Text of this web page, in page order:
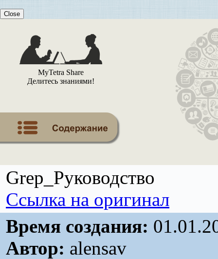
Close
MyTetra Share
Делитесь знаниями!
Grep_Руководство
Ссылка на оригинал
Время создания:
Автор: alensav